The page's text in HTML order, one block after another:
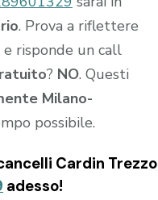
. Prova a riflettere
risponde un call
? NO. Questi
Milano-
possibile.
Cardin Trezzo
adesso!